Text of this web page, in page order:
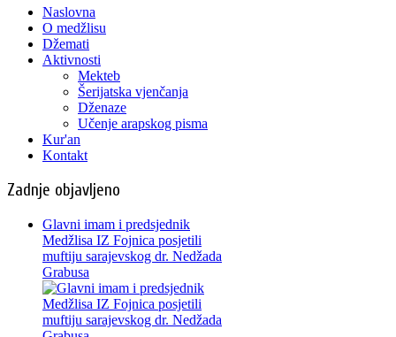
Naslovna
O medžlisu
Džemati
Aktivnosti
Mekteb
Šerijatska vjenčanja
Dženaze
Učenje arapskog pisma
Kur'an
Kontakt
Zadnje objavljeno
Glavni imam i predsjednik
Medžlisa IZ Fojnica posjetili
muftiju sarajevskog dr. Nedžada
Grabusa